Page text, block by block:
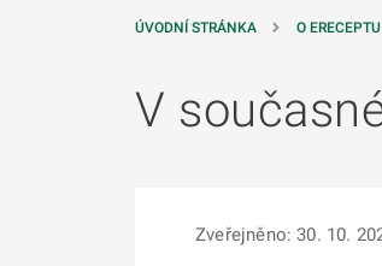
ÚVODNÍ STRÁNKA O ERECEPTU
V
Zveřejněno: 30. 10.